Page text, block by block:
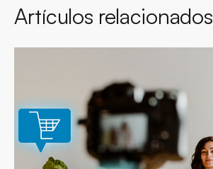
Artículos relacionados